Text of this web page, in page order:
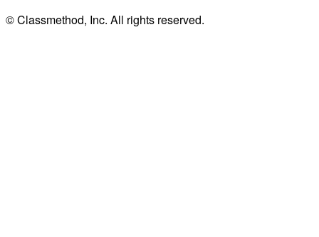
© Classmethod, Inc. All rights reserved.